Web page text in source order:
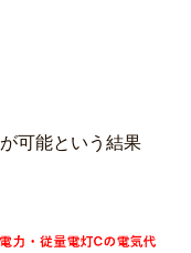
可能という結果